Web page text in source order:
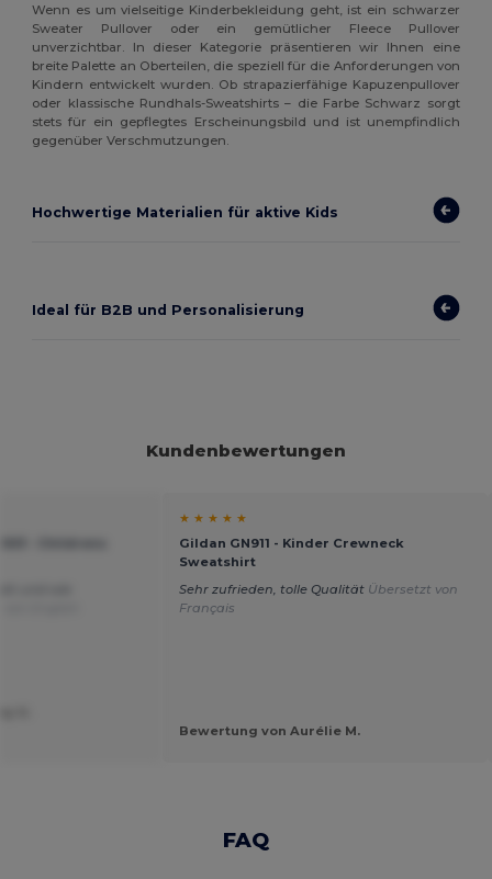
Wenn es um vielseitige Kinderbekleidung geht, ist ein schwarzer
Sweater Pullover oder ein gemütlicher Fleece Pullover
unverzichtbar. In dieser Kategorie präsentieren wir Ihnen eine
breite Palette an Oberteilen, die speziell für die Anforderungen von
Kindern entwickelt wurden. Ob strapazierfähige Kapuzenpullover
oder klassische Rundhals-Sweatshirts – die Farbe Schwarz sorgt
stets für ein gepflegtes Erscheinungsbild und ist unempfindlich
gegenüber Verschmutzungen.
Hochwertige Materialien für aktive Kids
Ideal für B2B und Personalisierung
Kundenbewertungen
★ ★ ★ ★ ★
Gildan GN911 - Kinder Crewneck
Sweatshirt
Sehr zufrieden, tolle Qualität Übersetzt von
Français
Bewertung von Aurélie M.
FAQ